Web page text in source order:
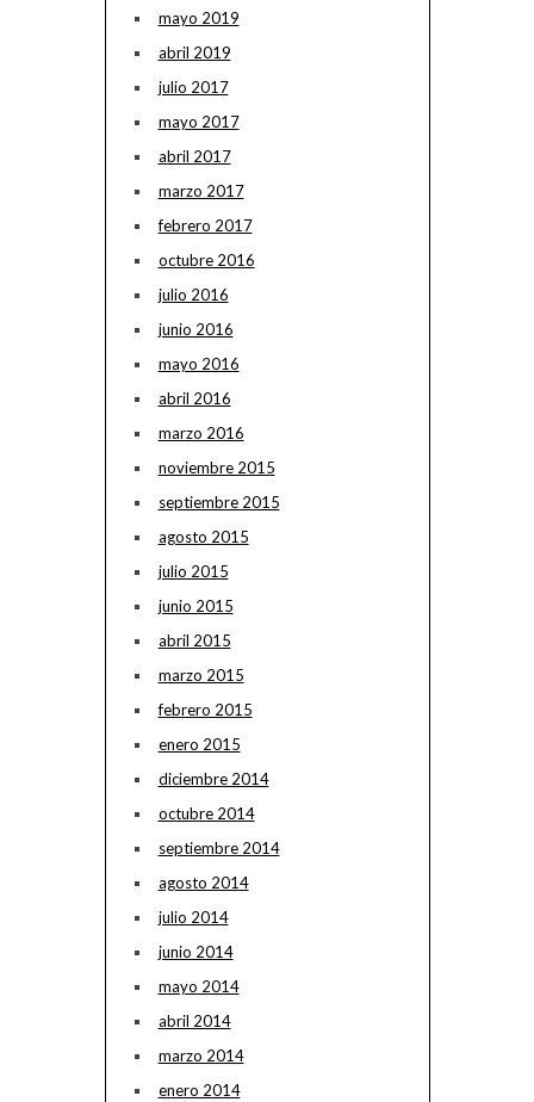
mayo 2019
abril 2019
julio 2017
mayo 2017
abril 2017
marzo 2017
febrero 2017
octubre 2016
julio 2016
junio 2016
mayo 2016
abril 2016
marzo 2016
noviembre 2015
septiembre 2015
agosto 2015
julio 2015
junio 2015
abril 2015
marzo 2015
febrero 2015
enero 2015
diciembre 2014
octubre 2014
septiembre 2014
agosto 2014
julio 2014
junio 2014
mayo 2014
abril 2014
marzo 2014
enero 2014